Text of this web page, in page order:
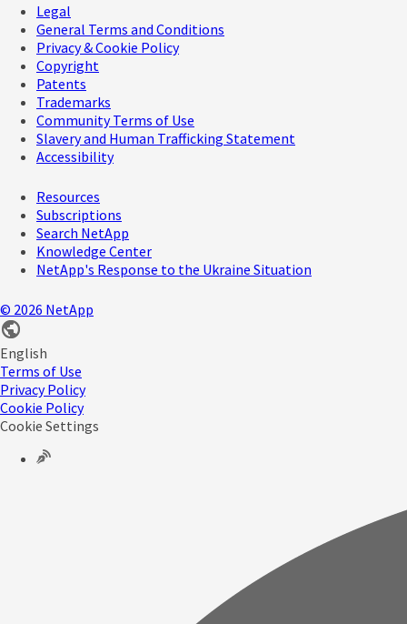
Legal
General Terms and Conditions
Privacy & Cookie Policy
Copyright
Patents
Trademarks
Community Terms of Use
Slavery and Human Trafficking Statement
Accessibility
Resources
Subscriptions
Search NetApp
Knowledge Center
NetApp's Response to the Ukraine Situation
© 2026 NetApp
English
Terms of Use
Privacy Policy
Cookie Policy
Cookie Settings